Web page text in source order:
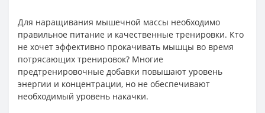
Для наращивания мышечной массы необходимо
правильное питание и качественные тренировки. Кто
не хочет эффективно прокачивать мышцы во время
потрясающих тренировок? Многие
предтренировочные добавки повышают уровень
энергии и концентрации, но не обеспечивают
необходимый уровень накачки.